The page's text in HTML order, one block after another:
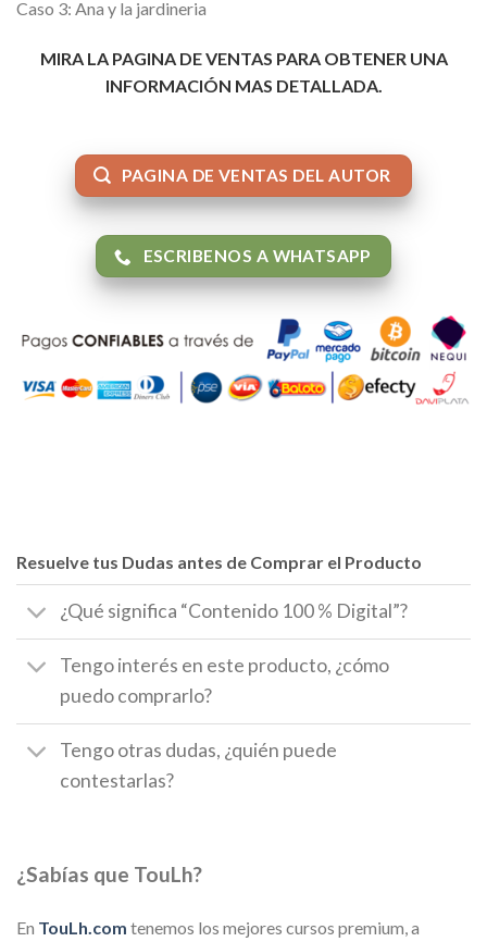
Caso 3: Ana y la jardineria
MIRA LA PAGINA DE VENTAS PARA OBTENER UNA
INFORMACIÓN MAS DETALLADA.
PAGINA DE VENTAS DEL AUTOR
ESCRIBENOS A WHATSAPP
Resuelve tus Dudas antes de Comprar el Producto
¿Qué significa “Contenido 100 % Digital”?
Tengo interés en este producto, ¿cómo
puedo comprarlo?
Tengo otras dudas, ¿quién puede
contestarlas?
¿Sabías que TouLh?
En TouLh.com tenemos los mejores cursos premium, a